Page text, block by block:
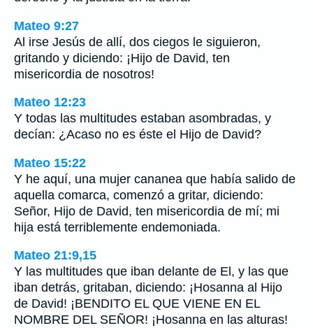
Mateo 9:27
Al irse Jesús de allí, dos ciegos le siguieron,
gritando y diciendo: ¡Hijo de David, ten
misericordia de nosotros!
Mateo 12:23
Y todas las multitudes estaban asombradas, y
decían: ¿Acaso no es éste el Hijo de David?
Mateo 15:22
Y he aquí, una mujer cananea que había salido de
aquella comarca, comenzó a gritar, diciendo:
Señor, Hijo de David, ten misericordia de mí; mi
hija está terriblemente endemoniada.
Mateo 21:9,15
Y las multitudes que iban delante de El, y las que
iban detrás, gritaban, diciendo: ¡Hosanna al Hijo
de David! ¡BENDITO EL QUE VIENE EN EL
NOMBRE DEL SEÑOR! ¡Hosanna en las alturas!